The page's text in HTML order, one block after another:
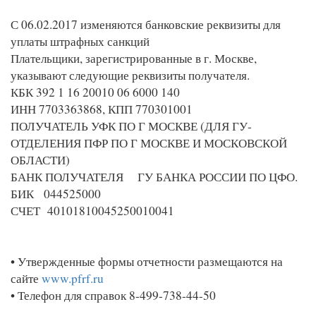
С 06.02.2017 изменяются банковские реквизиты для
уплаты штрафных санкций
Плательщики, зарегистрированные в г. Москве,
указывают следующие реквизиты получателя.
КБК 392 1 16 20010 06 6000 140
ИНН 7703363868, КПП 770301001
ПОЛУЧАТЕЛЬ УФК ПО Г МОСКВЕ (ДЛЯ ГУ-
ОТДЕЛЕНИЯ ПФР ПО Г МОСКВЕ И МОСКОВСКОЙ
ОБЛАСТИ)
БАНК ПОЛУЧАТЕЛЯ ГУ БАНКА РОССИИ ПО ЦФО.
БИК 044525000
СЧЕТ 40101810045250010041
• Утвержденные формы отчетности размещаются на
сайте www.pfrf.ru
• Телефон для справок 8-499-738-44-50